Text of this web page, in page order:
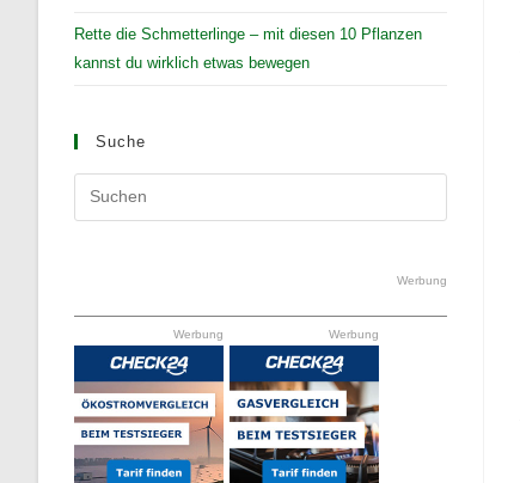
Rette die Schmetterlinge – mit diesen 10 Pflanzen
kannst du wirklich etwas bewegen
Suche
Escape
close
the
Werbung
Werbung Werbung